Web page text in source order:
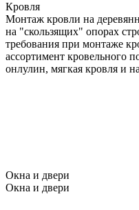
Кровля
Монтаж кровли на
на "скользящих" опорах
требования при монтаже
ассортимент кровельного
онлулин, мягкая кровля и
Окна и двери
Окна и двери